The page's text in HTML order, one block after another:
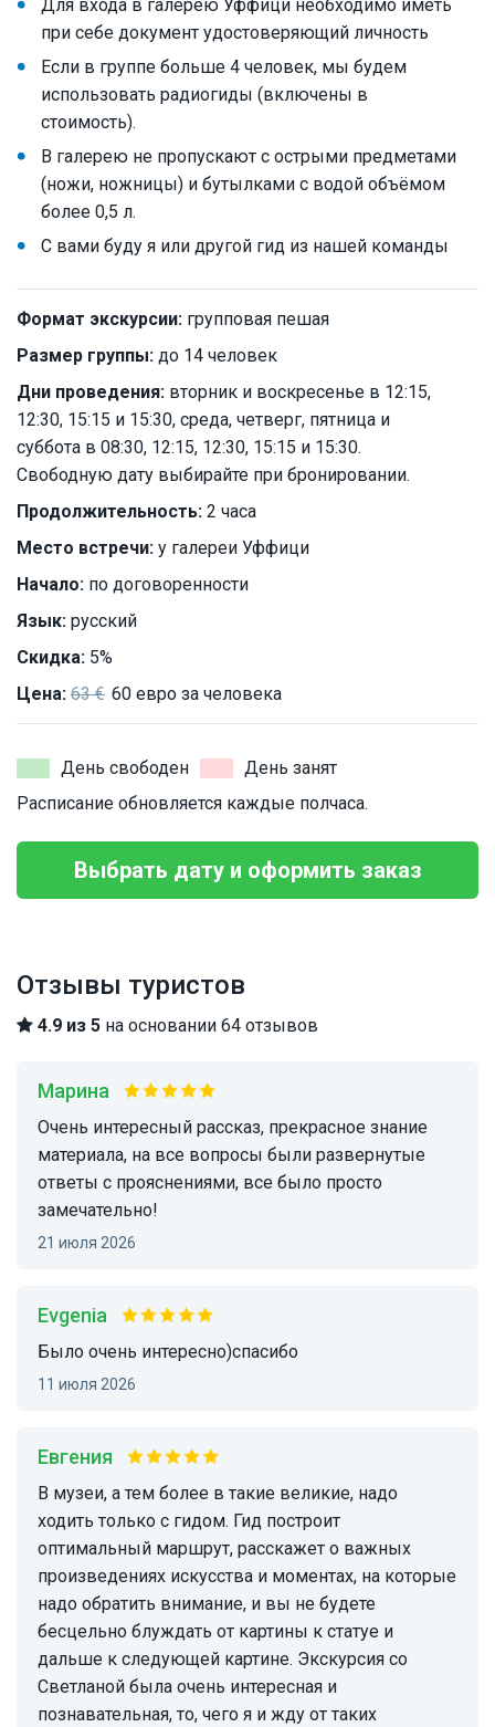
Для входа в галерею Уффици необходимо иметь
при себе документ удостоверяющий личность
Если в группе больше 4 человек, мы будем
использовать радиогиды (включены в
стоимость).
В галерею не пропускают с острыми предметами
(ножи, ножницы) и бутылками с водой объёмом
более 0,5 л.
С вами буду я или другой гид из нашей команды
Формат экскурсии: групповая пешая
Размер группы: до 14 человек
Дни проведения: вторник и воскресенье в 12:15,
12:30, 15:15 и 15:30, среда, четверг, пятница и
суббота в 08:30, 12:15, 12:30, 15:15 и 15:30.
Свободную дату выбирайте при бронировании.
Продолжительность: 2 часа
Место встречи: у галереи Уффици
Начало: по договоренности
Язык: русский
Скидка: 5%
Цена: 63 € 60 евро за человека
День свободен
День занят
Расписание обновляется каждые полчаса.
Выбрать дату и оформить заказ
Отзывы туристов
4.9 из 5 на основании 64 отзывов
Марина
Очень интересный рассказ, прекрасное знание
материала, на все вопросы были развернутые
ответы с прояснениями, все было просто
замечательно!
21 июля 2026
Evgenia
Было очень интересно)спасибо
11 июля 2026
Евгения
В музеи, а тем более в такие великие, надо
ходить только с гидом. Гид построит
оптимальный маршрут, расскажет о важных
произведениях искусства и моментах, на которые
надо обратить внимание, и вы не будете
бесцельно блуждать от картины к статуе и
дальше к следующей картине. Экскурсия со
Светланой была очень интересная и
познавательная, то, чего я и жду от таких